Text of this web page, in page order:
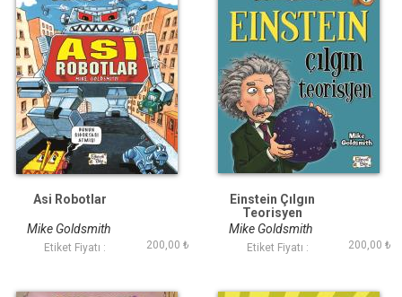
Asi Robotlar
Mike Goldsmith
Etiket Fiyatı : 200,00 ₺
Einstein Çılgın
Teorisyen
Mike Goldsmith
Etiket Fiyatı : 200,00 ₺